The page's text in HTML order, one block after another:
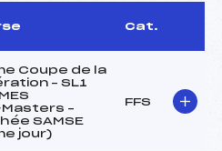
Cat.
Coupe de la
– SL1
–
SAMSE
jour)
FFS